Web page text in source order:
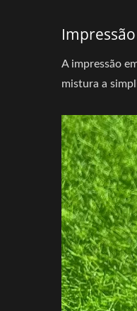
A impressão
mistura a